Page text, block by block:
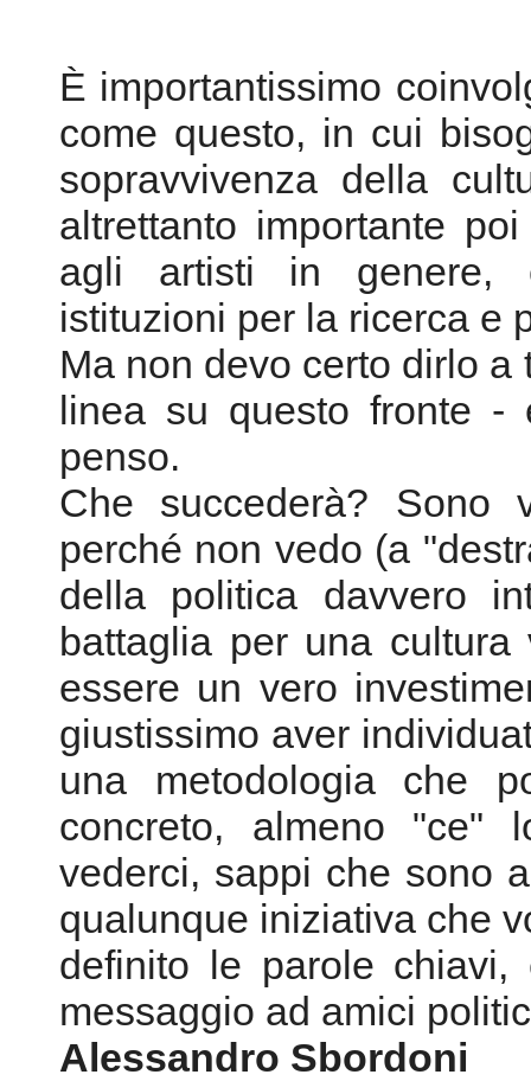
È importantissimo
come questo, in cui
sopravvivenza della
altrettanto importante
agli artisti in genere,
istituzioni per la ricerca e
Ma non devo certo dirlo
linea su questo fronte
penso.
Che succederà? Sono
perché non vedo (a
della politica davvero
battaglia per una
essere un vero
giustissimo aver
una metodologia che
concreto, almeno "ce"
vederci, sappi che sono
qualunque iniziativa che
definito le parole
messaggio ad amici
Alessandro Sbordoni